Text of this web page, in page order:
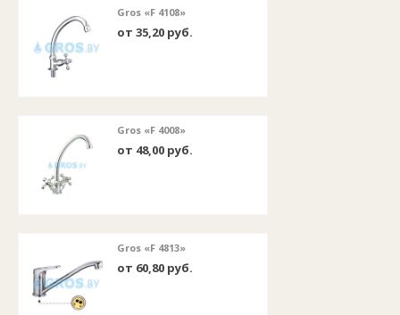
Gros «F 4108»
от 35,20 руб.
Gros «F 4008»
от 48,00 руб.
Gros «F 4813»
от 60,80 руб.